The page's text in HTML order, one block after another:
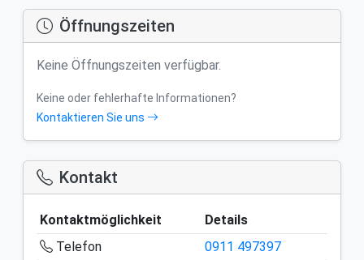
Öffnungszeiten
Keine Öffnungszeiten verfügbar.
Keine oder fehlerhafte Informationen?
Kontaktieren Sie uns
Kontakt
Kontaktmöglichkeit
Details
Telefon
0911 497397